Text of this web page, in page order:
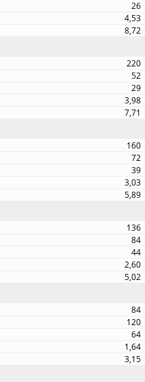
26
4,53
8,72
220
52
29
3,98
7,71
160
72
39
3,03
5,89
136
84
44
2,60
5,02
84
120
64
1,64
3,15